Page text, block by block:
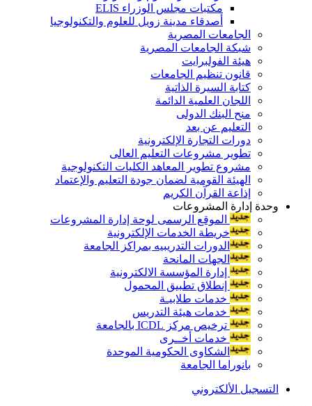
مكتبات مجلس الوزراء ELIS
أصدقاء مدينة زويل للعلوم والتكنولوجيا
الجامعات المصرية
شبكة الجامعات المصرية
هيئة الفولبرايت
قانون تنظيم الجامعات
كتابة السيرة الذاتية
اللجان العلمية الدائمة
منح البنك الدولى
التعليم عن بعد
دورات التجارة الإلكترونية
تطوير مشروعات التعليم العالى
مشروع تطوير المعاهد الكليات التكنولوجية
الهيئة القومية لضمان جودة التعليم والإعتماد
إذاعة القرآن الكريم
وحدة إدارة المشروعات
الموقع الرسمى لوحة إدارة المشروعات
خريطة الخدمات الإلكترونية
الدورات التدريبيه بمراكز الجامعة
الجهات المانحة
إدارة المؤسسة الالكترونية
إنطلاق تطبيق المحمول
خدمات طلابيـة
خدمات هيئة التدريس
ترخيص مركز ICDL بالجامعة
خدمات أخــرى
الشكاوى الحكومية الموحدة
بانوراما الجامعة
التسجيل الألكتروني